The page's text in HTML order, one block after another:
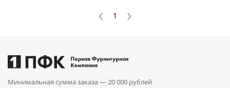
1
Минимальная сумма заказа —20 000 рублей